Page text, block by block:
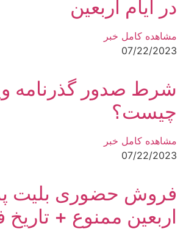
در ایام اربعین
مشاهده کامل خبر
07/22/2023
شرط صدور گذرنامه
چیست؟
مشاهده کامل خبر
07/22/2023
فروش حضوری بلیت
اربعین ممنوع +